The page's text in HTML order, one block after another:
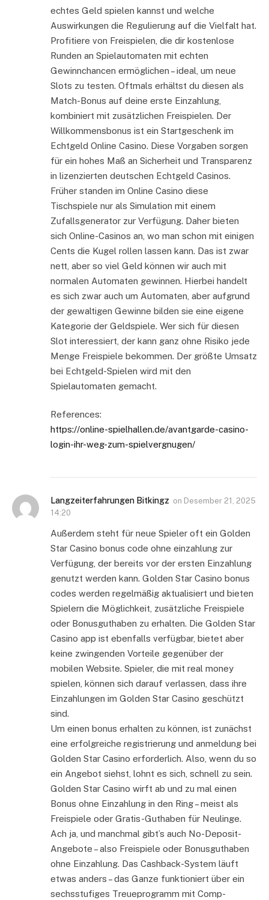
echtes Geld spielen kannst und welche
Auswirkungen die Regulierung auf die Vielfalt hat.
Profitiere von Freispielen, die dir kostenlose
Runden an Spielautomaten mit echten
Gewinnchancen ermöglichen – ideal, um neue
Slots zu testen. Oftmals erhältst du diesen als
Match-Bonus auf deine erste Einzahlung,
kombiniert mit zusätzlichen Freispielen. Der
Willkommensbonus ist ein Startgeschenk im
Echtgeld Online Casino. Diese Vorgaben sorgen
für ein hohes Maß an Sicherheit und Transparenz
in lizenzierten deutschen Echtgeld Casinos.
Früher standen im Online Casino diese
Tischspiele nur als Simulation mit einem
Zufallsgenerator zur Verfügung. Daher bieten
sich Online-Casinos an, wo man schon mit einigen
Cents die Kugel rollen lassen kann. Das ist zwar
nett, aber so viel Geld können wir auch mit
normalen Automaten gewinnen. Hierbei handelt
es sich zwar auch um Automaten, aber aufgrund
der gewaltigen Gewinne bilden sie eine eigene
Kategorie der Geldspiele. Wer sich für diesen
Slot interessiert, der kann ganz ohne Risiko jede
Menge Freispiele bekommen. Der größte Umsatz
bei Echtgeld-Spielen wird mit den
Spielautomaten gemacht.
References:
https://online-spielhallen.de/avantgarde-casino-
login-ihr-weg-zum-spielvergnugen/
Langzeiterfahrungen Bitkingz on Desember 21, 2025
14:20
Außerdem steht für neue Spieler oft ein Golden
Star Casino bonus code ohne einzahlung zur
Verfügung, der bereits vor der ersten Einzahlung
genutzt werden kann. Golden Star Casino bonus
codes werden regelmäßig aktualisiert und bieten
Spielern die Möglichkeit, zusätzliche Freispiele
oder Bonusguthaben zu erhalten. Die Golden Star
Casino app ist ebenfalls verfügbar, bietet aber
keine zwingenden Vorteile gegenüber der
mobilen Website. Spieler, die mit real money
spielen, können sich darauf verlassen, dass ihre
Einzahlungen im Golden Star Casino geschützt
sind.
Um einen bonus erhalten zu können, ist zunächst
eine erfolgreiche registrierung und anmeldung bei
Golden Star Casino erforderlich. Also, wenn du so
ein Angebot siehst, lohnt es sich, schnell zu sein.
Golden Star Casino wirft ab und zu mal einen
Bonus ohne Einzahlung in den Ring – meist als
Freispiele oder Gratis-Guthaben für Neulinge.
Ach ja, und manchmal gibt’s auch No-Deposit-
Angebote – also Freispiele oder Bonusguthaben
ohne Einzahlung. Das Cashback-System läuft
etwas anders – das Ganze funktioniert über ein
sechsstufiges Treueprogramm mit Comp-